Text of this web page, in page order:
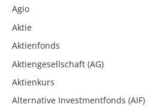
Agio
Aktie
Aktienfonds
Aktiengesellschaft (AG)
Aktienkurs
Alternative Investmentfonds (AIF)